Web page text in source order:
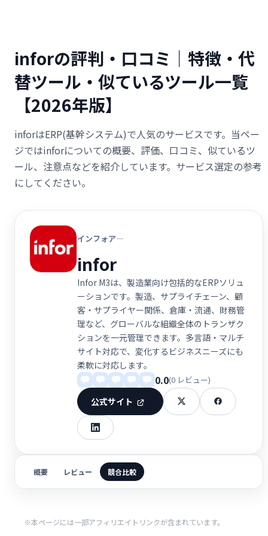
inforの評判・口コミ｜特徴・代
替ツール・似ているツール一覧
【2026年版】
inforはERP(基幹システム)で人気のサービスです。当ペー
ジではinforについての概要、評価、口コミ、似ているツ
ール、注意点などを紹介しています。サービス選定の参考
にしてください。
インフォア―
infor
Infor M3は、製造業向け包括的なERPソリュ
ーションです。製造、サプライチェーン、顧
客・サプライヤー関係、倉庫・流通、財務管
理など、グローバルな組織全体のトランザク
ションを一元管理できます。多言語・マルチ
サイト対応で、変化するビジネスニーズにも
柔軟に対応します。
0.0(0 レビュー)
公式サイト
概要 レビュー 競合比較
※本ページには一部アフィリエイトリンクが含まれています。